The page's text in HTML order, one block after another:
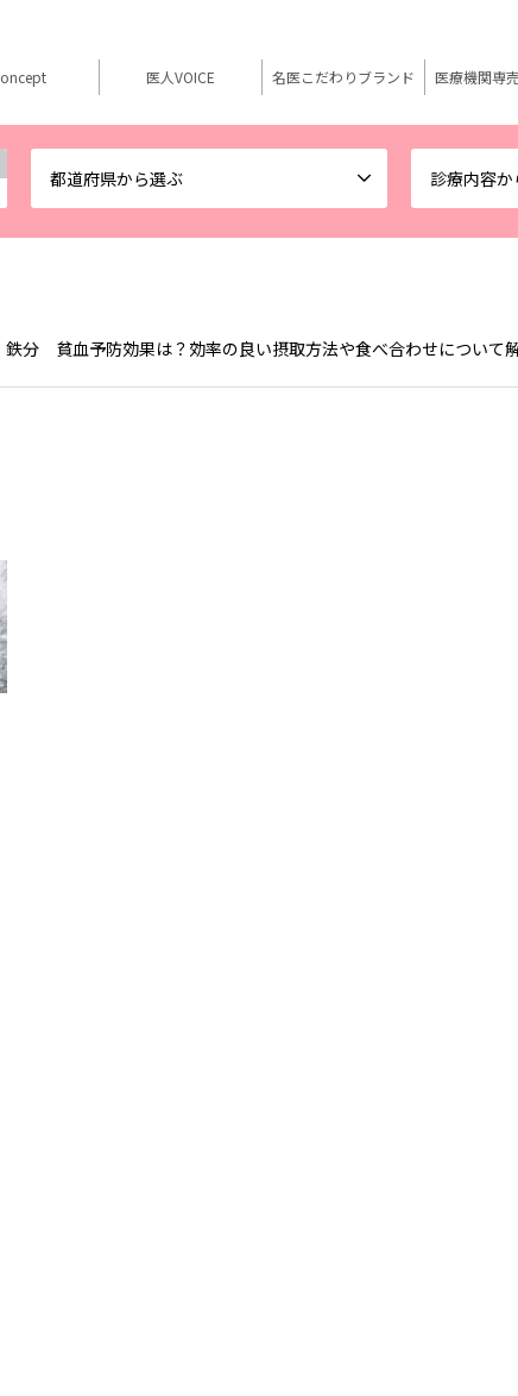
都道府県から選ぶ 診療内容
医人VOICE 名医こだわりブランド 医療機関専
鉄分 貧血予防効果は？効率の良い摂取方法や食べ合わせについて